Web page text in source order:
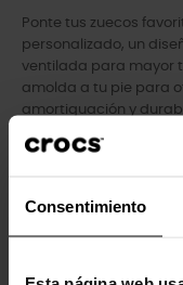
Consentimiento
Ponte tus zuecos
personalizado, un
ventilada para mayor
amolda a tu pie para
amortiguación y
Classic, el calzado
- Material Croslite™
comodidad
- Fáciles de limpiar y